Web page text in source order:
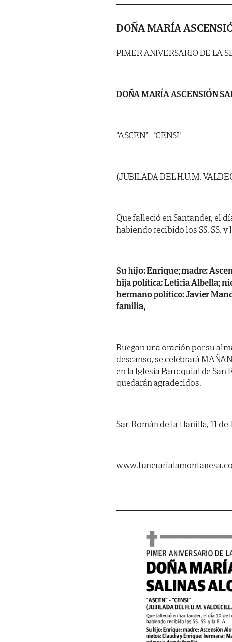
DOÑA MARÍA
PIMER ANIVERSARIO DE LA
DOÑA MARÍA ASCENSIÓN
"ASCEN” - “CENSI"
(JUBILADA DEL H.U.M.
Que falleció en Santander, el
habiendo recibido los SS. SS. y
Su hijo: Enrique; madre:
hija política: Leticia Albella;
hermano político: Javier
familia,
Ruegan una oración por su
descanso, se celebrará
en la Iglesia Parroquial de San
quedarán agradecidos.
San Román de la Llanilla, 11